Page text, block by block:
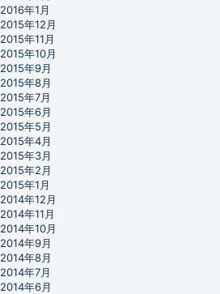
2016年1月
2015年12月
2015年11月
2015年10月
2015年9月
2015年8月
2015年7月
2015年6月
2015年5月
2015年4月
2015年3月
2015年2月
2015年1月
2014年12月
2014年11月
2014年10月
2014年9月
2014年8月
2014年7月
2014年6月